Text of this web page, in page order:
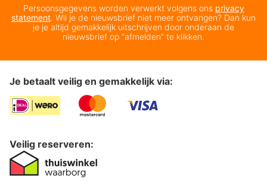
Persoonsgegevens worden verwerkt volgens ons privacy
statement. Wil je de nieuwsbrief niet meer ontvangen? Dan kun
je je altijd gemakkelijk uitschrijven door onderaan de
nieuwsbrief op “afmelden” te klikken.
Je betaalt veilig en gemakkelijk via:
Veilig reserveren: